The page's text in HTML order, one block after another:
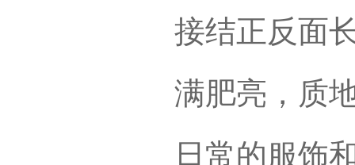
接结正反面
满肥亮，质
日常的服饰